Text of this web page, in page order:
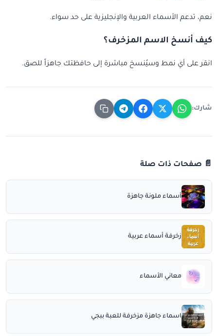
نعم، تدعم الأسماء العربية والإنجليزية على حد سواء.
كيف أنسخ الاسم المزخرف؟
انقر على أي نمط وسيُنسخ مباشرة إلى حافظتك جاهزاً للصق.
شارك:
📄 صفحات ذات صلة
أسماء ملونة جاهزة
زخرفة أسماء عربية
معاني الأسماء
اسماء جاهزة مزخرفة للعبة ببجي